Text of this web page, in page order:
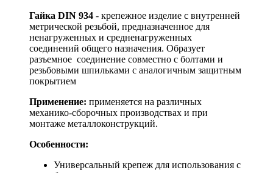
Гайка DIN 934 - крепежное изделие с внутренней
метрической резьбой, предназначенное для
ненагруженных и средненагруженных
соединений общего назначения. Образует
разъемное соединение совместно с болтами и
резьбовыми шпильками с аналогичным защитным
покрытием
Применение: применяется на различных
механико-сборочных производствах и при
монтаже металлоконструкций.
Особенности:
Универсальный крепеж для использования с